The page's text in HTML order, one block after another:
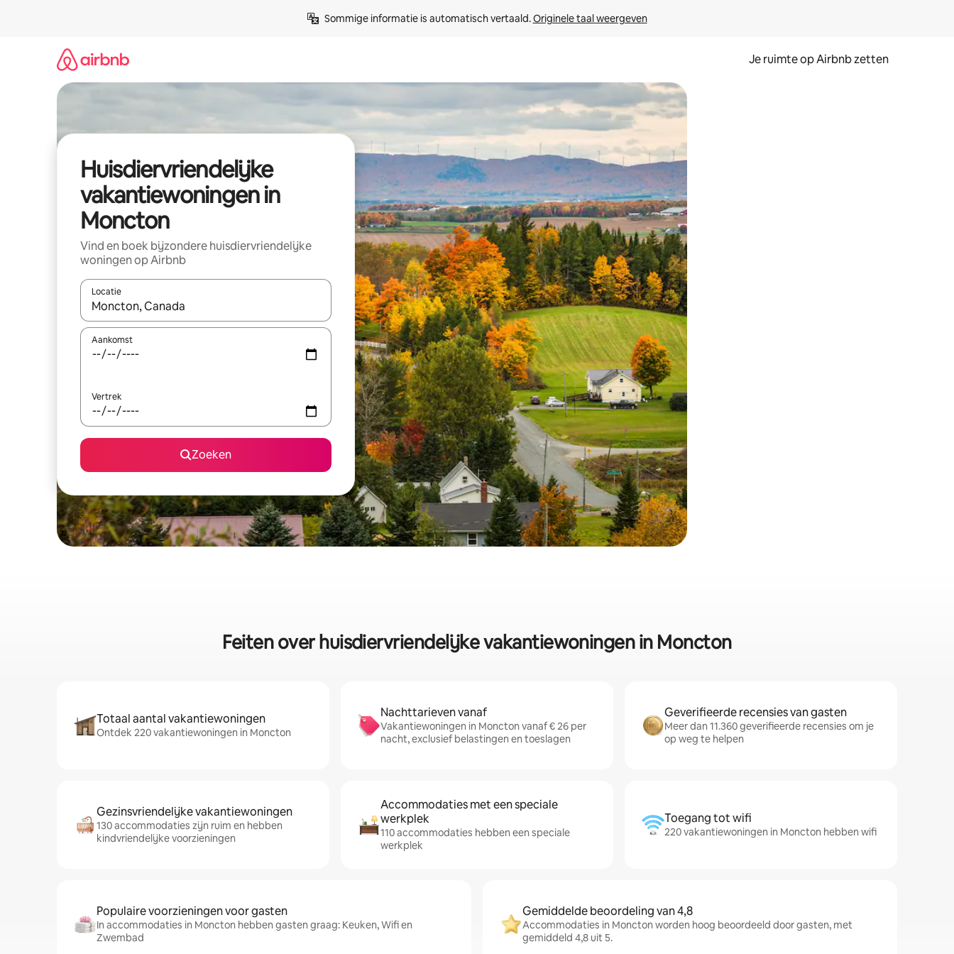
Sommige informatie is automatisch vertaald. Originele taal weergeven
Je ruimte op Airbnb zetten
Huisdiervriendelijke
vakantiewoningen in
Moncton
Vind en boek bijzondere huisdiervriendelijke
woningen op Airbnb
Locatie
Wanneer er suggesties beschikbaar zijn, maak je een keuze met je de pijltjestoetsen omhoog en omlaag, óf door te tikken of swipen.
Aankomst
Vertrek
Zoeken
Feiten over huisdiervriendelijke vakantiewoningen in Moncton
Totaal aantal vakantiewoningen
Ontdek 220 vakantiewoningen in Moncton
Nachttarieven vanaf
Vakantiewoningen in Moncton vanaf € 26 per
nacht, exclusief belastingen en toeslagen
Geverifieerde recensies van gasten
Meer dan 11.360 geverifieerde recensies om je
op weg te helpen
Gezinsvriendelijke vakantiewoningen
130 accommodaties zijn ruim en hebben
kindvriendelijke voorzieningen
Accommodaties met een speciale
werkplek
110 accommodaties hebben een speciale
werkplek
Toegang tot wifi
220 vakantiewoningen in Moncton hebben wifi
Populaire voorzieningen voor gasten
In accommodaties in Moncton hebben gasten graag: Keuken, Wifi en
Zwembad
Gemiddelde beoordeling van 4,8
Accommodaties in Moncton worden hoog beoordeeld door gasten, met
gemiddeld 4,8 uit 5.